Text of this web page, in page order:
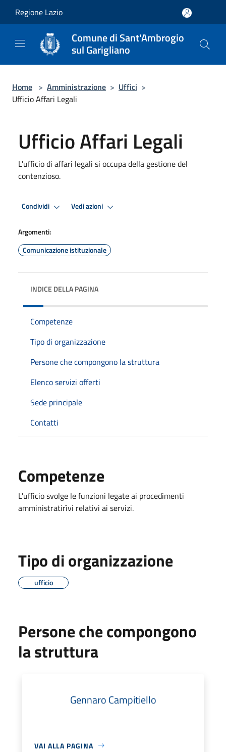
Regione Lazio
Comune di Sant'Ambrogio
sul Garigliano
Home > Amministrazione > Uffici >
Ufficio Affari Legali
Ufficio Affari Legali
L'ufficio di affari legali si occupa della gestione del
contenzioso.
Condividi Vedi azioni
Argomenti:
Comunicazione istituzionale
INDICE DELLA PAGINA
Competenze
Tipo di organizzazione
Persone che compongono la struttura
Elenco servizi offerti
Sede principale
Contatti
Competenze
L'ufficio svolge le funzioni legate ai procedimenti
amministratirìvi relativi ai servizi.
Tipo di organizzazione
ufficio
Persone che compongono
la struttura
Gennaro Campitiello
VAI ALLA PAGINA